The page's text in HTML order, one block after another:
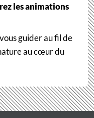
les animations
guider au fil de
au cœur du